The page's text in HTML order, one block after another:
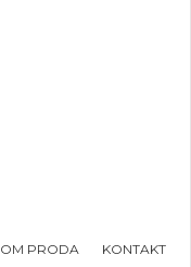
OM PRODA KONTAKT